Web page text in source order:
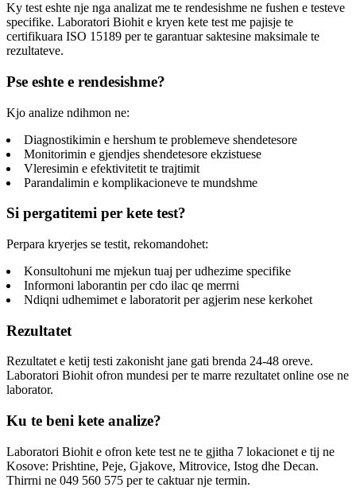
Ky test eshte nje nga analizat me te rendesishme ne fushen e testeve
specifike. Laboratori Biohit e kryen kete test me pajisje te
certifikuara ISO 15189 per te garantuar saktesine maksimale te
rezultateve.
Pse eshte e rendesishme?
Kjo analize ndihmon ne:
Diagnostikimin e hershum te problemeve shendetesore
Monitorimin e gjendjes shendetesore ekzistuese
Vleresimin e efektivitetit te trajtimit
Parandalimin e komplikacioneve te mundshme
Si pergatitemi per kete test?
Perpara kryerjes se testit, rekomandohet:
Konsultohuni me mjekun tuaj per udhezime specifike
Informoni laborantin per cdo ilac qe merrni
Ndiqni udhemimet e laboratorit per agjerim nese kerkohet
Rezultatet
Rezultatet e ketij testi zakonisht jane gati brenda 24-48 oreve.
Laboratori Biohit ofron mundesi per te marre rezultatet online ose ne
laborator.
Ku te beni kete analize?
Laboratori Biohit e ofron kete test ne te gjitha 7 lokacionet e tij ne
Kosove: Prishtine, Peje, Gjakove, Mitrovice, Istog dhe Decan.
Thirrni ne 049 560 575 per te caktuar nje termin.